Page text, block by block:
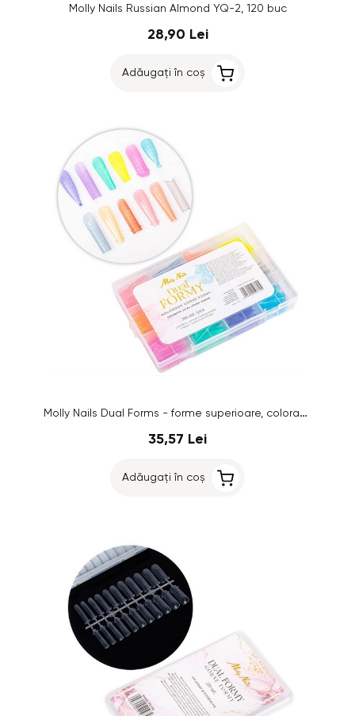
Molly Nails Russian Almond YQ-2, 120 buc
28,90 Lei
Adăugați în coș
Molly Nails Dual Forms - forme superioare, colorate, 288 bucăți
35,57 Lei
Adăugați în coș